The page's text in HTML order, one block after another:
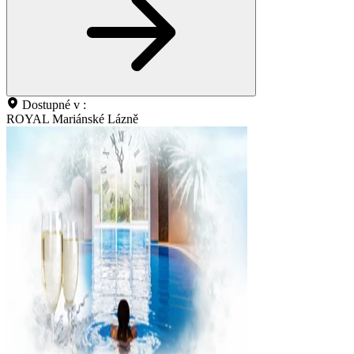
Dostupné v :
ROYAL Mariánské Lázně